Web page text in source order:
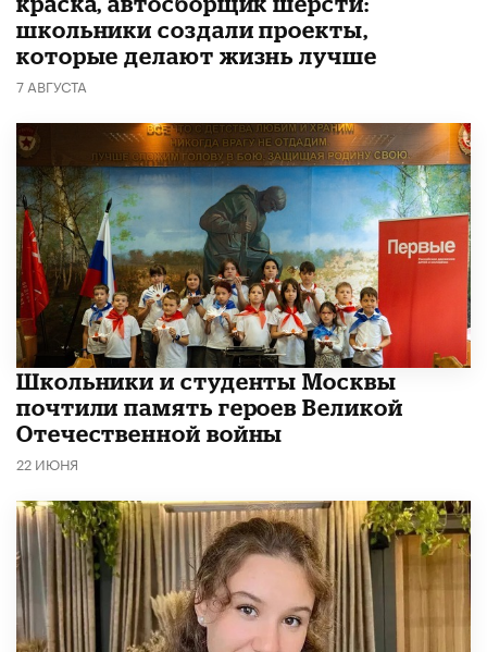
школьники создали проекты,
которые делают жизнь лучше
7 АВГУСТА
Школьники и студенты Москвы
почтили память героев Великой
Отечественной войны
22 ИЮНЯ